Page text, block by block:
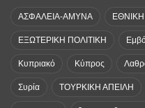
ΑΣΦΑΛΕΙΑ-ΑΜΥΝΑ
ΕΞΩΤΕΡΙΚΗ ΠΟΛΙΤΙΚΗ
Κυπριακό Κύπρος
Συρία ΤΟΥΡΚΙΚΗ ΑΠΕΙΛΗ